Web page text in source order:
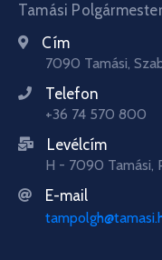
Tamási
Cím
7090 Tamási,
Telefon
+36 74 570 800
Levélcím
H - 7090 Tamási,
E-mail